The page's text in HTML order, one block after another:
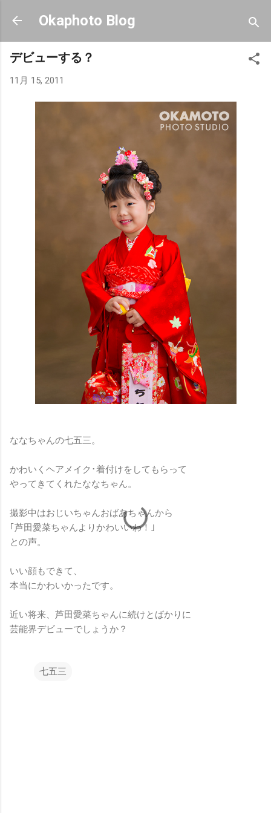
スキップしてメイン コンテンツに移動
Okaphoto Blog
デビューする？
11月 15, 2011
ななちゃんの七五三。
かわいくヘアメイク･着付けをしてもらって
やってきてくれたななちゃん。
撮影中はおじいちゃんおばあちゃんから
｢芦田愛菜ちゃんよりかわいいわ！｣
との声。
いい顔もできて、
本当にかわいかったです。
近い将来、芦田愛菜ちゃんに続けとばかりに
芸能界デビューでしょうか？
七五三